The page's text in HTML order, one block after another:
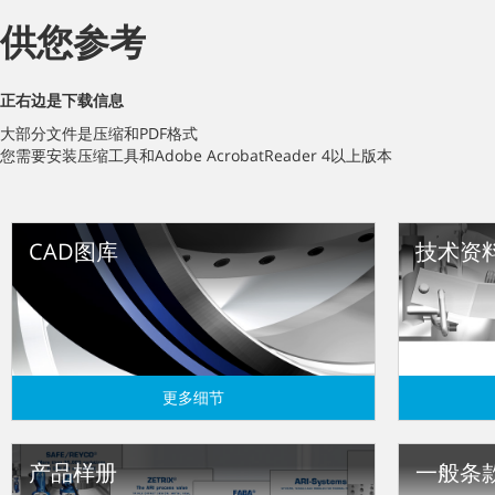
供您参考
正右边是下载信息
大部分文件是压缩和PDF格式
您需要安装压缩工具和Adobe AcrobatReader 4以上版本
CAD图库
更多细节
技术资
产品样册 一般条